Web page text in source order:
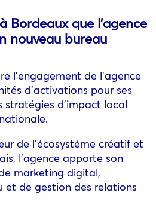
Bordeaux que l’agence
nouveau bureau
l’engagement de l’agence
d’activations pour ses
stratégies d’impact local
de l’écosystème créatif et
l’agence apporte son
marketing digital,
et de gestion des relations